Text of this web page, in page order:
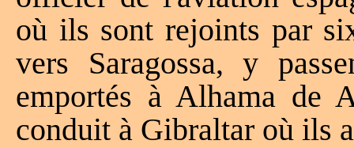
où ils sont rejoints par
vers Saragossa, y
emportés à Alhama de
conduit à Gibraltar où ils